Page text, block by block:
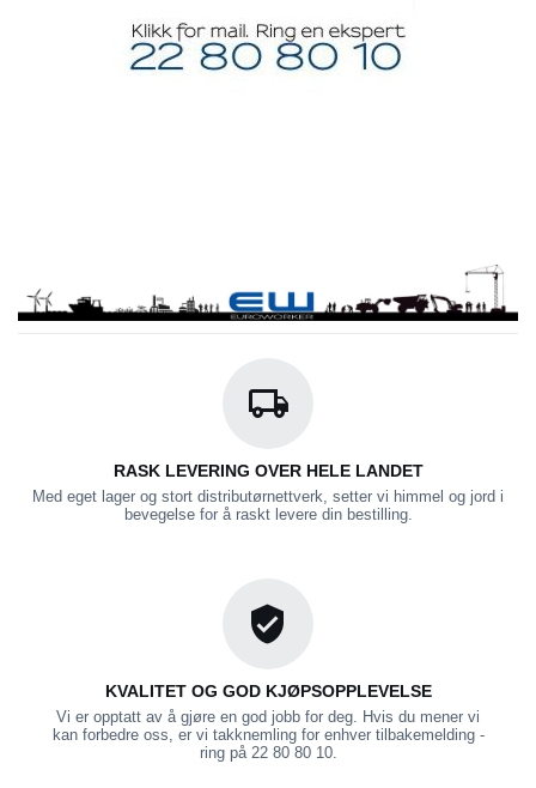
RASK LEVERING OVER HELE LANDET
Med eget lager og stort distributørnettverk, setter vi himmel og jord i
bevegelse for å raskt levere din bestilling.
KVALITET OG GOD KJØPSOPPLEVELSE
Vi er opptatt av å gjøre en god jobb for deg. Hvis du mener vi
kan forbedre oss, er vi takknemling for enhver tilbakemelding -
ring på 22 80 80 10.